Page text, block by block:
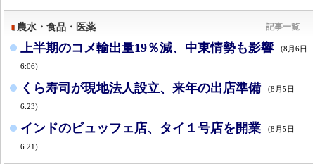
農水・食品・医薬 記事一覧
上半期のコメ輸出量19％減、中東情勢も影響 (8月6日
6:06)
くら寿司が現地法人設立、来年の出店準備 (8月5日
6:23)
インドのビュッフェ店、タイ１号店を開業 (8月5日
6:21)